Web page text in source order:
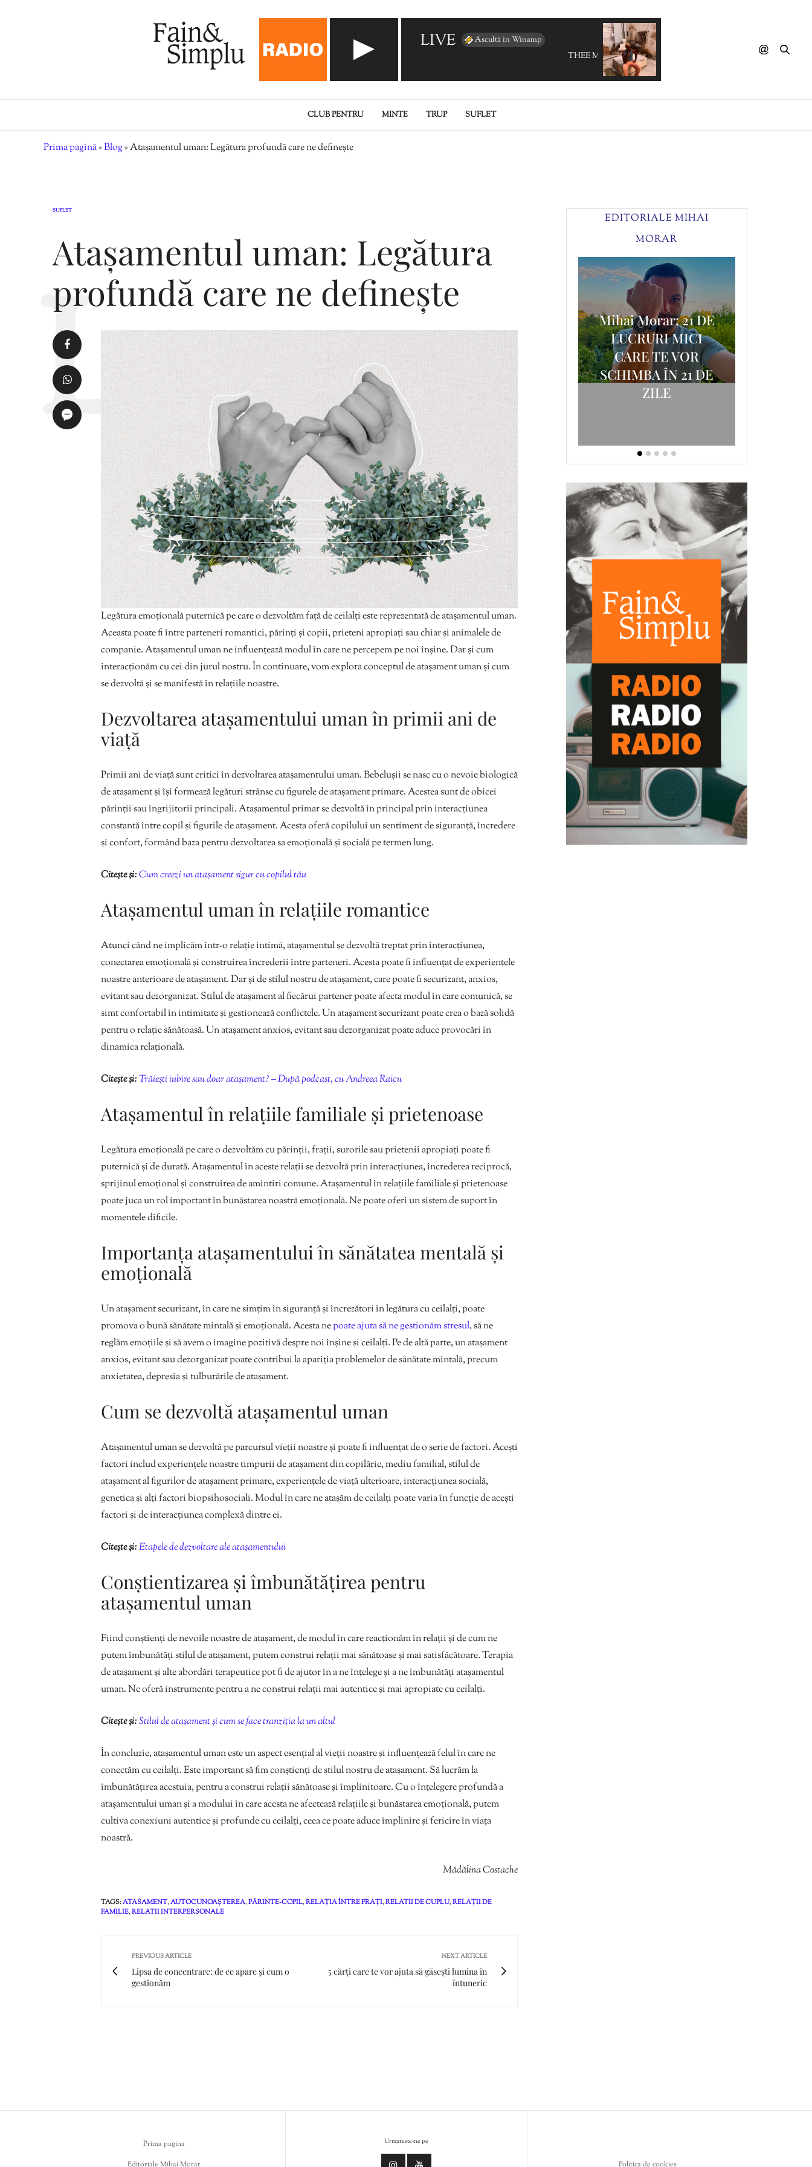
LIVE Ascultă în Winamp
THEE MARLOES - Through The Changes
CLUB PENTRU MINTE TRUP SUFLET
Prima pagină»Blog»Atașamentul uman: Legătura profundă care ne definește
SUFLET
Atașamentul uman: Legătura
profundă care ne definește
Legătura emoțională puternică pe care o dezvoltăm față de ceilalți este reprezentată de atașamentul uman.
Aceasta poate fi între parteneri romantici, părinți și copii, prieteni apropiați sau chiar și animalele de
companie. Atașamentul uman ne influențează modul în care ne percepem pe noi înșine. Dar și cum
interacționăm cu cei din jurul nostru. În continuare, vom explora conceptul de atașament uman și cum
se dezvoltă și se manifestă în relațiile noastre.
Dezvoltarea atașamentului uman în primii ani de
viață
Primii ani de viață sunt critici în dezvoltarea atașamentului uman. Bebelușii se nasc cu o nevoie biologică
de atașament și își formează legături strânse cu figurele de atașament primare. Acestea sunt de obicei
părinții sau îngrijitorii principali. Atașamentul primar se dezvoltă în principal prin interacțiunea
constantă între copil și figurile de atașament. Acesta oferă copilului un sentiment de siguranță, încredere
și confort, formând baza pentru dezvoltarea sa emoțională și socială pe termen lung.
Citește și:Cum creezi un atașament sigur cu copilul tău
Atașamentul uman în relațiile romantice
Atunci când ne implicăm într-o relație intimă, atașamentul se dezvoltă treptat prin interacțiunea,
conectarea emoțională și construirea încrederii între parteneri. Acesta poate fi influențat de experiențele
noastre anterioare de atașament. Dar și de stilul nostru de atașament, care poate fi securizant, anxios,
evitant sau dezorganizat. Stilul de atașament al fiecărui partener poate afecta modul în care comunică, se
simt confortabil în intimitate și gestionează conflictele. Un atașament securizant poate crea o bază solidă
pentru o relație sănătoasă. Un atașament anxios, evitant sau dezorganizat poate aduce provocări în
dinamica relațională.
Citește și:Trăiești iubire sau doar atașament? – După podcast, cu Andreea Raicu
Atașamentul în relațiile familiale și prietenoase
Legătura emoțională pe care o dezvoltăm cu părinții, frații, surorile sau prietenii apropiați poate fi
puternică și de durată. Atașamentul în aceste relații se dezvoltă prin interacțiunea, încrederea reciprocă,
sprijinul emoțional și construirea de amintiri comune. Atașamentul în relațiile familiale și prietenoase
poate juca un rol important în bunăstarea noastră emoțională. Ne poate oferi un sistem de suport în
momentele dificile.
Importanța atașamentului în sănătatea mentală și
emoțională
Un atașament securizant, în care ne simțim în siguranță și încrezători în legătura cu ceilalți, poate
promova o bună sănătate mintală și emoțională. Acesta nepoate ajuta să ne gestionăm stresul, să ne
reglăm emoțiile și să avem o imagine pozitivă despre noi înșine și ceilalți. Pe de altă parte, un atașament
anxios, evitant sau dezorganizat poate contribui la apariția problemelor de sănătate mintală, precum
anxietatea, depresia și tulburările de atașament.
Cum se dezvoltă atașamentul uman
Atașamentul uman se dezvoltă pe parcursul vieții noastre și poate fi influențat de o serie de factori. Acești
factori includ experiențele noastre timpurii de atașament din copilărie, mediu familial, stilul de
atașament al figurilor de atașament primare, experiențele de viață ulterioare, interacțiunea socială,
genetica și alți factori biopsihosociali. Modul în care ne atașăm de ceilalți poate varia în funcție de acești
factori și de interacțiunea complexă dintre ei.
Citește și:Etapele de dezvoltare ale atașamentului
Conștientizarea și îmbunătățirea pentru
atașamentul uman
Fiind conștienți de nevoile noastre de atașament, de modul în care reacționăm în relații și de cum ne
putem îmbunătăți stilul de atașament, putem construi relații mai sănătoase și mai satisfăcătoare. Terapia
de atașament și alte abordări terapeutice pot fi de ajutor în a ne înțelege și a ne îmbunătăți atașamentul
uman. Ne oferă instrumente pentru a ne construi relații mai autentice și mai apropiate cu ceilalți.
Citește și:Stilul de atașament și cum se face tranziția la un altul
În concluzie, atașamentul uman este un aspect esențial al vieții noastre și influențează felul în care ne
conectăm cu ceilalți. Este important să fim conștienți de stilul nostru de atașament. Să lucrăm la
îmbunătățirea acestuia, pentru a construi relații sănătoase și împlinitoare. Cu o înțelegere profundă a
atașamentului uman și a modului în care acesta ne afectează relațiile și bunăstarea emoțională, putem
cultiva conexiuni autentice și profunde cu ceilalți, ceea ce poate aduce împlinire și fericire în viața
noastră.
Mădălina Costache
TAGS:ATASAMENT,AUTOCUNOAȘTEREA,PĂRINTE-COPIL,RELAȚIA ÎNTRE FRAȚI,RELATII DE CUPLU,RELAȚII DE
FAMILIE,RELATII INTERPERSONALE
PREVIOUS ARTICLE
Lipsa de concentrare: de ce apare și cum o
gestionăm
NEXT ARTICLE
5 cărți care te vor ajuta să găsești lumina în
întuneric
EDITORIALE MIHAI
MORAR
Editorial Mihai
Morar: CUM L-AM
SALVAT PE FĂT-
FRUMOS
Mihai Morar: 21 DE
LUCRURI MICI
CARE TE VOR
SCHIMBA ÎN 21 DE
ZILE
Prima pagina
Editoriale Mihai Morar
Urmareste-ne pe
Politica de cookies